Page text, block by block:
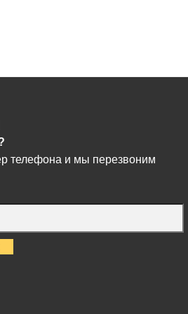
телефона и мы перезвоним